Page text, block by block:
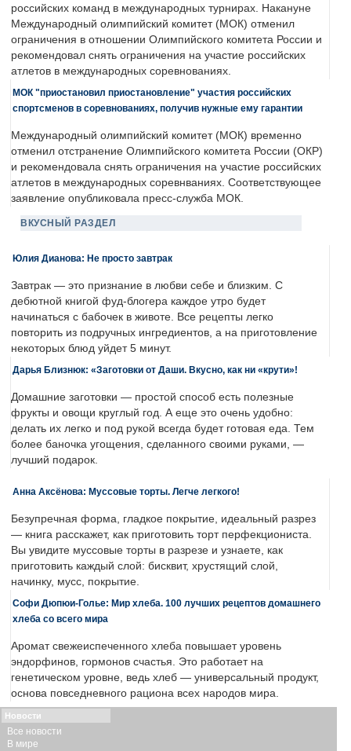
российских команд в международных турнирах. Накануне
Международный олимпийский комитет (МОК) отменил
ограничения в отношении Олимпийского комитета России и
рекомендовал снять ограничения на участие российских
атлетов в международных соревнованиях.
МОК "приостановил приостановление" участия российских
спортсменов в соревнованиях, получив нужные ему гарантии
Международный олимпийский комитет (МОК) временно
отменил отстранение Олимпийского комитета России (ОКР)
и рекомендовала снять ограничения на участие российских
атлетов в международных соревнваниях. Соответствующее
заявление опубликовала пресс-служба МОК.
ВКУСНЫЙ РАЗДЕЛ
Юлия Дианова: Не просто завтрак
Завтрак — это признание в любви себе и близким. С
дебютной книгой фуд-блогера каждое утро будет
начинаться с бабочек в животе. Все рецепты легко
повторить из подручных ингредиентов, а на приготовление
некоторых блюд уйдет 5 минут.
Дарья Близнюк: «Заготовки от Даши. Вкусно, как ни «крути»!
Домашние заготовки — простой способ есть полезные
фрукты и овощи круглый год. А еще это очень удобно:
делать их легко и под рукой всегда будет готовая еда. Тем
более баночка угощения, сделанного своими руками, —
лучший подарок.
Анна Аксёнова: Муссовые торты. Легче легкого!
Безупречная форма, гладкое покрытие, идеальный разрез
— книга расскажет, как приготовить торт перфекциониста.
Вы увидите муссовые торты в разрезе и узнаете, как
приготовить каждый слой: бисквит, хрустящий слой,
начинку, мусс, покрытие.
Софи Дюпюи-Голье: Мир хлеба. 100 лучших рецептов домашнего
хлеба со всего мира
Аромат свежеиспеченного хлеба повышает уровень
эндорфинов, гормонов счастья. Это работает на
генетическом уровне, ведь хлеб — универсальный продукт,
основа повседневного рациона всех народов мира.
Новости
Все новости
В мире